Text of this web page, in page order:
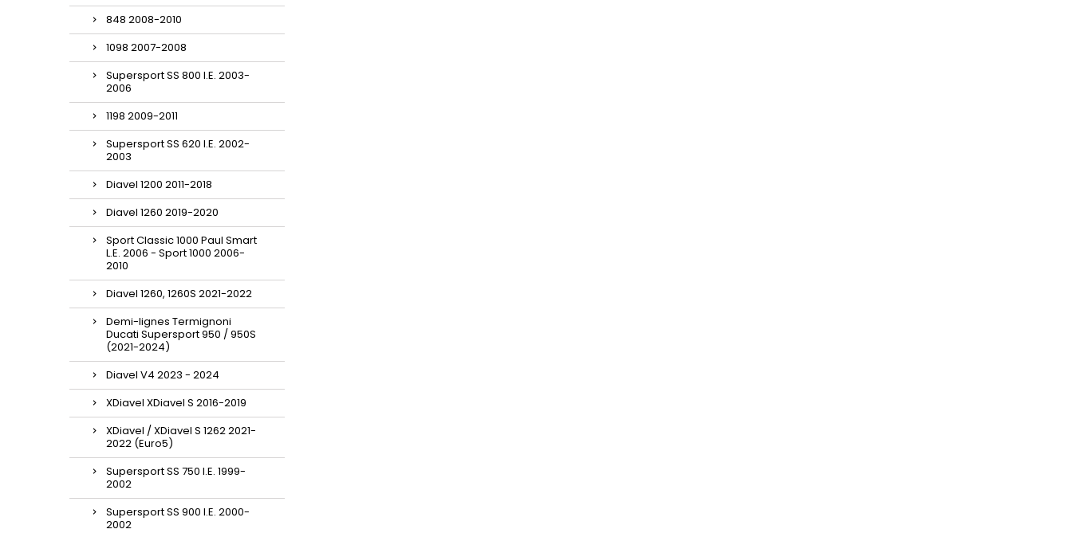
848 2008-2010
1098 2007-2008
Supersport SS 800 I.E. 2003-
2006
1198 2009-2011
Supersport SS 620 I.E. 2002-
2003
Diavel 1200 2011-2018
Diavel 1260 2019-2020
Sport Classic 1000 Paul Smart
L.E. 2006 - Sport 1000 2006-
2010
Diavel 1260, 1260S 2021-2022
Demi-lignes Termignoni
Ducati Supersport 950 / 950S
(2021-2024)
Diavel V4 2023 - 2024
XDiavel XDiavel S 2016-2019
XDiavel / XDiavel S 1262 2021-
2022 (Euro5)
Supersport SS 750 I.E. 1999-
2002
Supersport SS 900 I.E. 2000-
2002